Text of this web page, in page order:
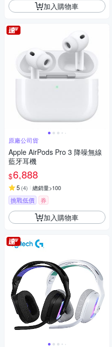
加入購物車
原廠公司貨
Apple AirPods Pro 3 降噪無線
藍牙耳機
$6,888
5 (4) 總銷量>100
挑戰低價 券
加入購物車